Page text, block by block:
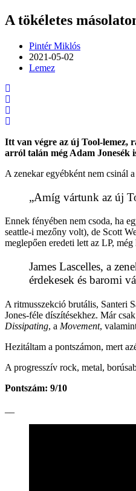
A tökéletes
Pintér Miklós
2021-05-02
Lemez
Itt van végre az új Tool-lemez,
arról talán még Adam
A zenekar egyébként nem csinál
„Amíg vártunk az új
Ennek fényében nem csoda, ha
seattle-i mezőny volt), de Scott
meglepően eredeti lett az LP,
James Lascelles, a
érdekesek és baromi
A ritmusszekció brutális, Santeri
Jones-féle díszítésekhez. Már
Dissipating, a Movement,
Hezitáltam a pontszámon, mert
A progresszív rock, metal,
Pontszám: 9/10